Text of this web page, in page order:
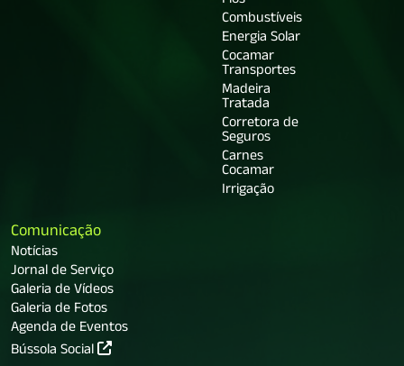
Combustíveis
Energia Solar
Cocamar
Transportes
Madeira
Tratada
Corretora de
Seguros
Carnes
Cocamar
Irrigação
Comunicação
Notícias
Jornal de Serviço
Galeria de Vídeos
Galeria de Fotos
Agenda de Eventos
Bússola Social